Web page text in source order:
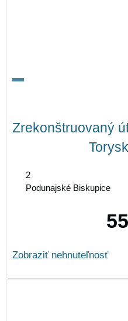
Zrekonštruovaný
2
Podunajské Biskupice
Zobraziť nehnuteľnosť